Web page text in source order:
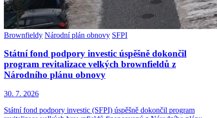
Brownfieldy Národní plán obnovy SFPI
Státní fond podpory investic úspěšně dokončil
program revitalizace velkých brownfieldů z
Národního plánu obnovy
30. 7. 2026
Státní fond podpory investic (SFPI) úspěšně dokončil program